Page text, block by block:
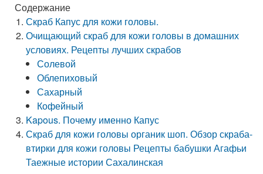
Содержание
Скраб Капус для кожи головы.
Очищающий скраб для кожи головы в домашних
условиях. Рецепты лучших скрабов
Солевой
Облепиховый
Сахарный
Кофейный
Kapous. Почему именно Капус
Скраб для кожи головы органик шоп. Обзор скраба-
втирки для кожи головы Рецепты бабушки Агафьи
Таежные истории Сахалинская